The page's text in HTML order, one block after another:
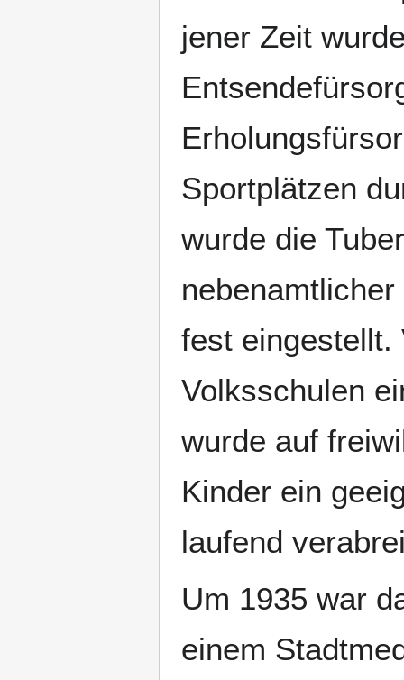
jener Zeit
Sportplätzen
wurde die
fest
Volksschulen
wurde auf
Kinder ein
laufend
Um 1935 war
einem